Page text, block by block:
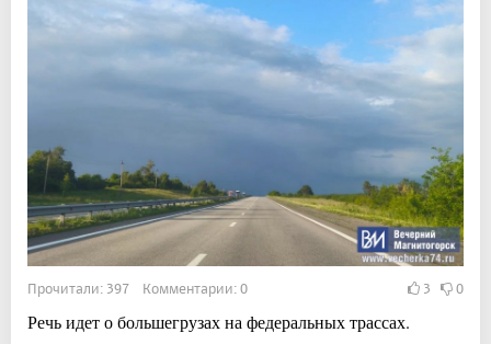
Прочитали: 397 Комментарии: 0 3 0
Речь идет о большегрузах на федеральных трассах.